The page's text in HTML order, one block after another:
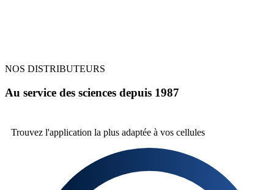
NOS DISTRIBUTEURS
Au service des sciences depuis 1987
Trouvez l'application la plus adaptée à vos cellules